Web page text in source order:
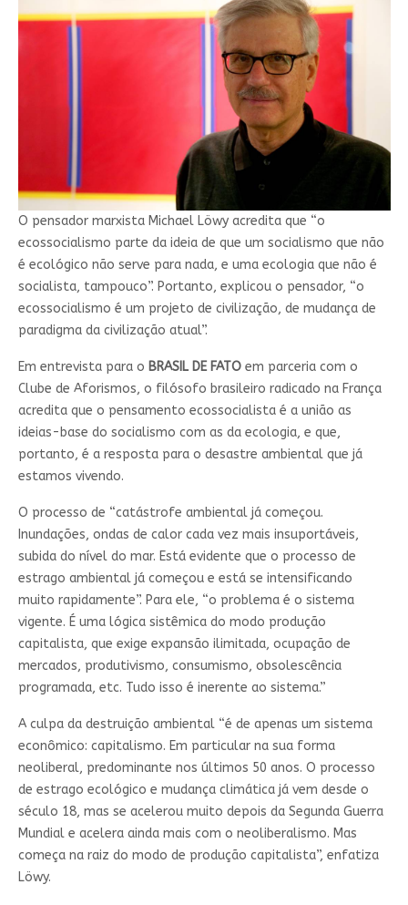
O pensador marxista Michael Löwy acredita que “o
ecossocialismo parte da ideia de que um socialismo que não
é ecológico não serve para nada, e uma ecologia que não é
socialista, tampouco”. Portanto, explicou o pensador, “o
ecossocialismo é um projeto de civilização, de mudança de
paradigma da civilização atual”.
Em entrevista para o BRASIL DE FATOem parceria com o
Clube de Aforismos, o filósofo brasileiro radicado na França
acredita que o pensamento ecossocialista é a união as
ideias-base do socialismo com as da ecologia, e que,
portanto, é a resposta para o desastre ambiental que já
estamos vivendo.
O processo de “catástrofe ambiental já começou.
Inundações, ondas de calor cada vez mais insuportáveis,
subida do nível do mar. Está evidente que o processo de
estrago ambiental já começou e está se intensificando
muito rapidamente”. Para ele, “o problema é o sistema
vigente. É uma lógica sistêmica do modo produção
capitalista, que exige expansão ilimitada, ocupação de
mercados, produtivismo, consumismo, obsolescência
programada, etc. Tudo isso é inerente ao sistema.”
A culpa da destruição ambiental “é de apenas um sistema
econômico: capitalismo. Em particular na sua forma
neoliberal, predominante nos últimos 50 anos. O processo
de estrago ecológico e mudança climática já vem desde o
século 18, mas se acelerou muito depois da Segunda Guerra
Mundial e acelera ainda mais com o neoliberalismo. Mas
começa na raiz do modo de produção capitalista”, enfatiza
Löwy.